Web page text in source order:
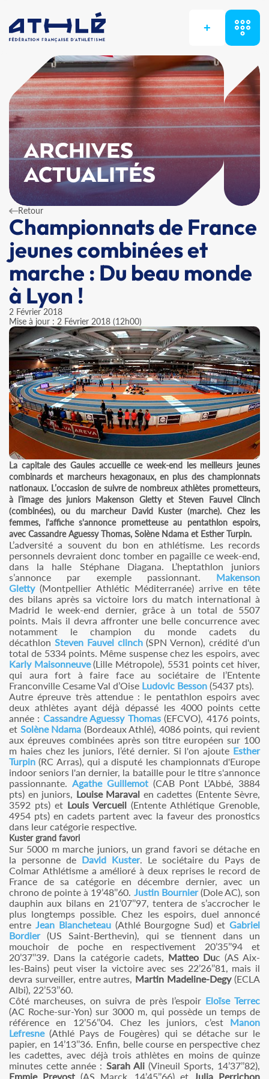
+
ARCHIVES
ACTUALITÉS
Retour
Championnats de France
jeunes combinées et
marche : Du beau monde
à Lyon !
2 Février 2018
Mise à jour : 2 Février 2018 (12h00)
La capitale des Gaules accueille ce week-end les meilleurs jeunes
combinards et marcheurs hexagonaux, en plus des championnats
nationaux. L’occasion de suivre de nombreux athlètes prometteurs,
à l’image des juniors Makenson Gletty et Steven Fauvel Clinch
(combinées), ou du marcheur David Kuster (marche). Chez les
femmes, l'affiche s'annonce prometteuse au pentathlon espoirs,
avec Cassandre Aguessy Thomas, Solène Ndama et Esther Turpin.
L’adversité a souvent du bon en athlétisme. Les records
personnels devraient donc tomber en pagaille ce week-end,
dans la halle Stéphane Diagana. L’heptathlon juniors
s’annonce par exemple passionnant. Makenson
Gletty(Montpellier Athlétic Méditerranée) arrive en tête
des bilans après sa victoire lors du match international à
Madrid le week-end dernier, grâce à un total de 5507
points. Mais il devra affronter une belle concurrence avec
notamment le champion du monde cadets du
décathlon Steven Fauvel clinch(SPN Vernon), crédité d'un
total de 5334 points. Même suspense chez les espoirs, avec
Karly Maisonneuve(Lille Métropole), 5531 points cet hiver,
qui aura fort à faire face au sociétaire de l’Entente
Franconville Cesame Val d’Oise Ludovic Besson (5437 pts).
Autre épreuve très attendue : le pentathlon espoirs avec
deux athlètes ayant déjà dépassé les 4000 points cette
année : Cassandre Aguessy Thomas(EFCVO), 4176 points,
et Solène Ndama (Bordeaux Athlé), 4086 points, qui revient
aux épreuves combinées après son titre européen sur 100
m haies chez les juniors, l’été dernier. Si l'on ajoute Esther
Turpin (RC Arras), qui a disputé les championnats d'Europe
indoor seniors l'an dernier, la bataille pour le titre s'annonce
passionnante. Agathe Guillemot(CAB Pont L’Abbé, 3884
pts) en juniors, Louise Maraval en cadettes (Entente Sèvre,
3592 pts) et Louis Vercueil (Entente Athlétique Grenoble,
4954 pts) en cadets partent avec la faveur des pronostics
dans leur catégorie respective.
Kuster grand favori
Sur 5000 m marche juniors, un grand favori se détache en
la personne de David Kuster. Le sociétaire du Pays de
Colmar Athlétisme a amélioré à deux reprises le record de
France de sa catégorie en décembre dernier, avec un
chrono de pointe à 19’48’’60. Justin Bournier(Dole AC), son
dauphin aux bilans en 21’07’’97, tentera de s’accrocher le
plus longtemps possible. Chez les espoirs, duel annoncé
entre Jean Blancheteau(Athlé Bourgogne Sud) etGabriel
Bordier(US Saint-Berthevin), qui se tiennent dans un
mouchoir de poche en respectivement 20’35’’94 et
20’37’’39. Dans la catégorie cadets, Matteo Duc (AS Aix-
les-Bains) peut viser la victoire avec ses 22’26’’81, mais il
devra surveiller, entre autres, Martin Madeline-Degy(ECLA
Albi), 22’53’’60.
Côté marcheuses, on suivra de près l’espoir Eloïse Terrec
(AC Roche-sur-Yon) sur 3000 m, qui possède un temps de
référence en 12’56’’04. Chez les juniors, c’est Manon
Lefresne(Athlé Pays de Fougères) qui se détache sur le
papier, en 14’13’’36. Enfin, belle course en perspective chez
les cadettes, avec déjà trois athlètes en moins de quinze
minutes cette année : Sarah Ali(Vineuil Sports, 14’37’’82),
Emmie Prevost(AS Marck, 14’45’’66) et Julia Perrichon